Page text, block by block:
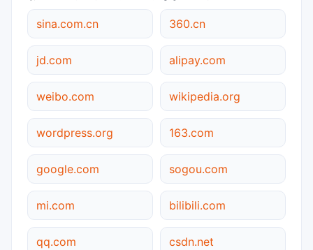
sina.com.cn 360.cn
jd.com alipay.com
weibo.com wikipedia.org
wordpress.org 163.com
google.com sogou.com
mi.com bilibili.com
qq.com csdn.net